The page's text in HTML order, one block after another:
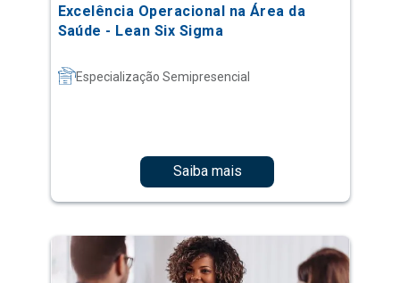
Excelência Operacional na Área da
Saúde - Lean Six Sigma
Especialização Semipresencial
Saiba mais